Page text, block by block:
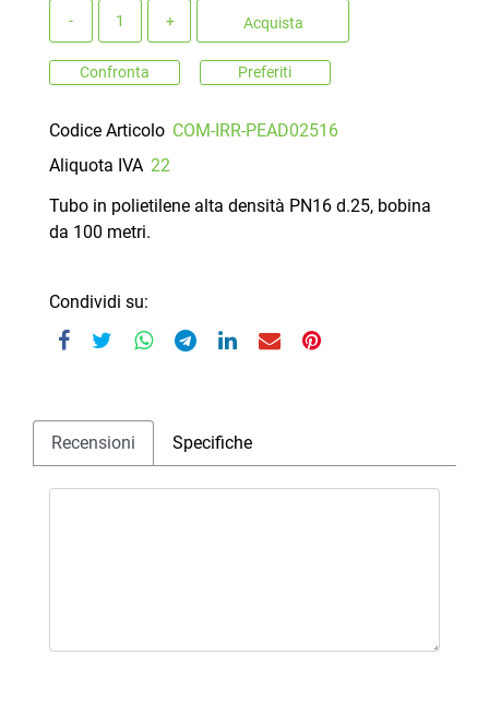
Acquista
Confronta Preferiti
Codice Articolo COM-IRR-PEAD02516
Aliquota IVA 22
Tubo in polietilene alta densità PN16 d.25, bobina
da 100 metri.
Condividi su:
Recensioni Specifiche